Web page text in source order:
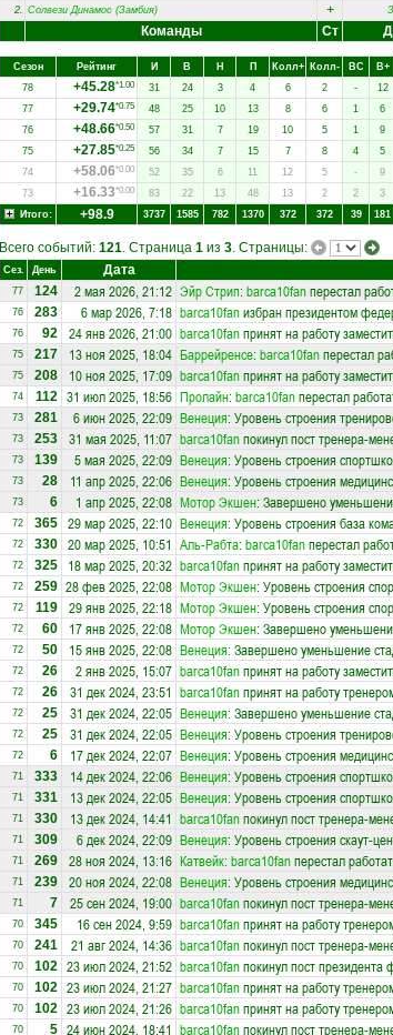
2. Солвези Динамос (Замбия) +
Команды Ст
Сезон Рейтинг И В Н П Колл+ Колл- ВC В+
78
+45.28*1.00 31 24 3 4 6 2 - 12
77
+29.74*0.75 48 25 10 13 8 6 1 6
76
+48.66*0.50 57 31 7 19 10 5 1 9
75
+27.85*0.25 56 34 7 15 7 8 4 5
74
+58.06*0.00 52 35 6 11 12 5 - 9
73
+16.33*0.00 83 22 13 48 13 2 2 3
Итого:
+98.9 3737 1585 782 1370 372 372 39 181
Всего событий: 121. Страница 1 из 3. Страницы:
Сез. День Дата
77 124 2 мая 2026, 21:12 Эйр Стрип: barca10fanперестал
76 283 6 мар 2026, 7:18 barca10fanизбран президентом
76 92 24 янв 2026, 21:00 barca10fanпринят на работу
75 217 13 ноя 2025, 18:04 Баррейренсе: barca10fanперестал
75 208 10 ноя 2025, 17:09 barca10fanпринят на работу
74 112 31 июл 2025, 18:56 Пролайн: barca10fanперестал
73 281 6 июн 2025, 22:09 Венеция: Уровень строения
73 253 31 мая 2025, 11:07 barca10fanпокинул пост тренера-
73 139 5 мая 2025, 22:09 Венеция: Уровень строения
73 28 11 апр 2025, 22:06 Венеция: Уровень строения
73 6 1 апр 2025, 22:08 Мотор Экшен: Завершено
72 365 29 мар 2025, 22:10 Венеция: Уровень строения база
72 330 20 мар 2025, 10:51 Аль-Рабта: barca10fanперестал
72 325 18 мар 2025, 20:32 barca10fanпринят на работу
72 259 28 фев 2025, 22:08 Мотор Экшен: Уровень строения
72 119 29 янв 2025, 22:18 Мотор Экшен: Уровень строения
72 60 17 янв 2025, 22:08 Мотор Экшен: Завершено
72 50 15 янв 2025, 22:08 Венеция: Завершено уменьшение
72 26 2 янв 2025, 15:07 barca10fanпринят на работу
72 26 31 дек 2024, 23:51 barca10fanпринят на работу
72 25 31 дек 2024, 22:05 Венеция: Завершено уменьшение
72 25 31 дек 2024, 22:05 Венеция: Уровень строения
72 6 17 дек 2024, 22:07 Венеция: Уровень строения
71 333 14 дек 2024, 22:06 Венеция: Уровень строения
71 331 13 дек 2024, 22:05 Венеция: Уровень строения
71 330 13 дек 2024, 14:41 barca10fanпокинул пост тренера-
71 309 6 дек 2024, 22:09 Венеция: Уровень строения скаут-
71 269 28 ноя 2024, 13:16 Катвейк: barca10fanперестал
71 239 20 ноя 2024, 22:08 Венеция: Уровень строения
71 7 25 сен 2024, 19:00 barca10fanпокинул пост тренера-
70 345 16 сен 2024, 9:59 barca10fanпринят на работу
70 241 21 авг 2024, 14:36 barca10fanпокинул пост тренера-
70 102 23 июл 2024, 21:52 barca10fanпокинул пост президента
70 102 23 июл 2024, 21:27 barca10fanпринят на работу
70 102 23 июл 2024, 21:26 barca10fanпринят на работу
70 5 24 июн 2024, 18:41 barca10fanпокинул пост тренера-